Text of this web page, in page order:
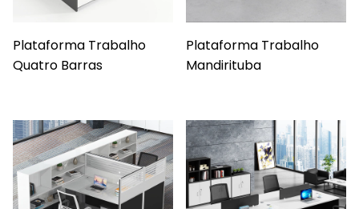
Plataforma Trabalho
Quatro Barras
Plataforma Trabalho
Mandirituba